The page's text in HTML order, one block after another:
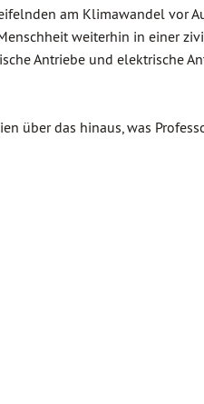
am Klimawandel vor
weiterhin in einer
Antriebe und elektrische
über das hinaus, was